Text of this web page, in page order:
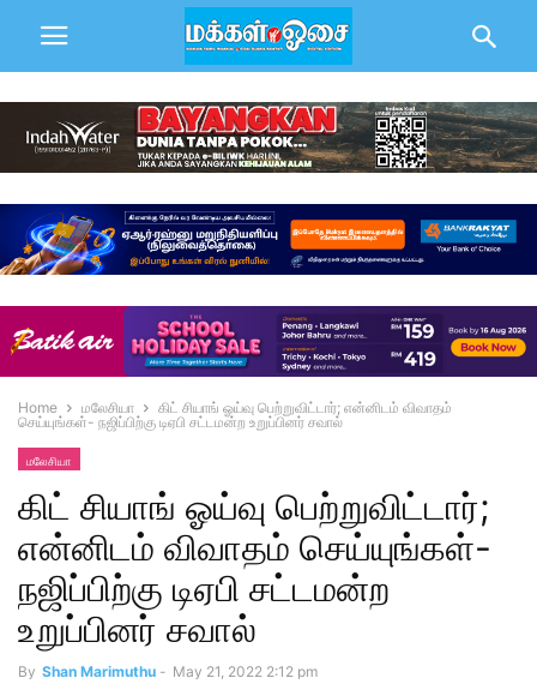
Home மலேசியா
கிட் சியாங் ஓய்வு பெற்றுவிட்டார்; என்னிடம் விவாதம்
செய்யுங்கள்- நஜிப்பிற்கு டிஏபி சட்டமன்ற உறுப்பினர் சவால்
மலேசியா
கிட் சியாங் ஓய்வு பெற்றுவிட்டார்;
என்னிடம் விவாதம் செய்யுங்கள்-
நஜிப்பிற்கு டிஏபி சட்டமன்ற
உறுப்பினர் சவால்
By Shan Marimuthu - May 21, 2022 2:12 pm